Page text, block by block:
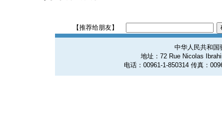
【推荐给朋友】
中华人民共和国
地址：72 Rue Nicolas
电话：00961-1-850314 传真：